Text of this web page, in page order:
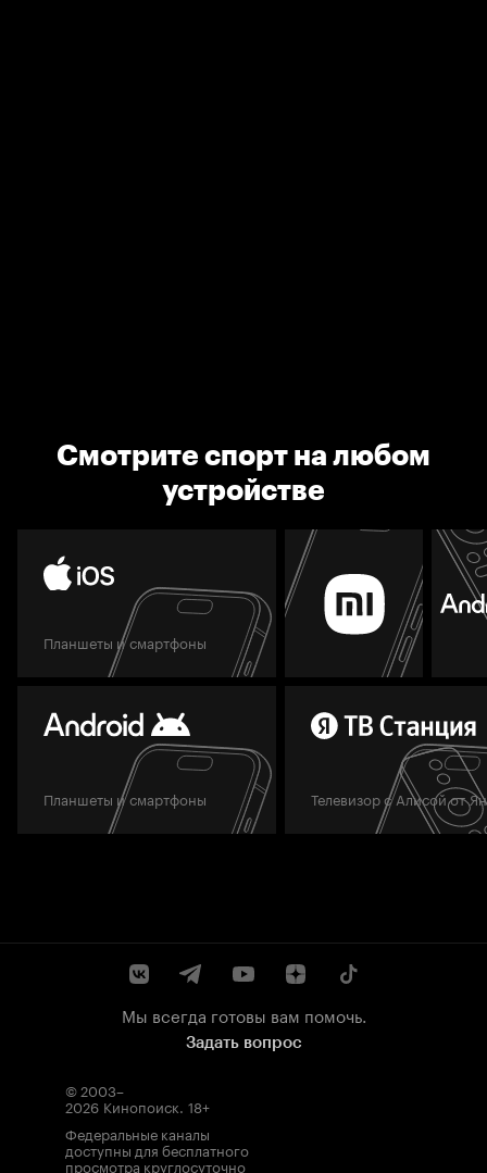
Смотрите спорт на любом
устройстве
Планшеты и смартфоны
Планшеты и смартфоны Телевизор с Алисой от
Мы всегда готовы вам помочь.
Задать вопрос
© 2003–
2026 Кинопоиск. 18+
Федеральные каналы
доступны для бесплатного
просмотра круглосуточно